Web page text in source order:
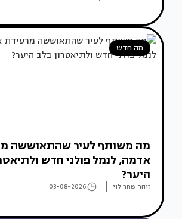
מה חדש
מה משותף לעיר שהתאוששה
אדמה, לנמל פולני חדש
היער?
זוהר שחר לוי 03-08-2026